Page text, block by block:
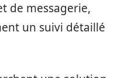
de messagerie,
un suivi détaillé